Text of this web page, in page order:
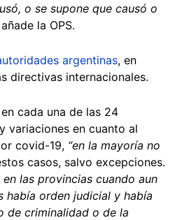
o se supone que causó o
la OPS.
argentinas, en
directivas internacionales.
cada una de las 24
variaciones en cuanto al
covid-19, “en la mayoría no
casos, salvo excepciones.
en las provincias cuando aun
había orden judicial y había
de criminalidad o de la